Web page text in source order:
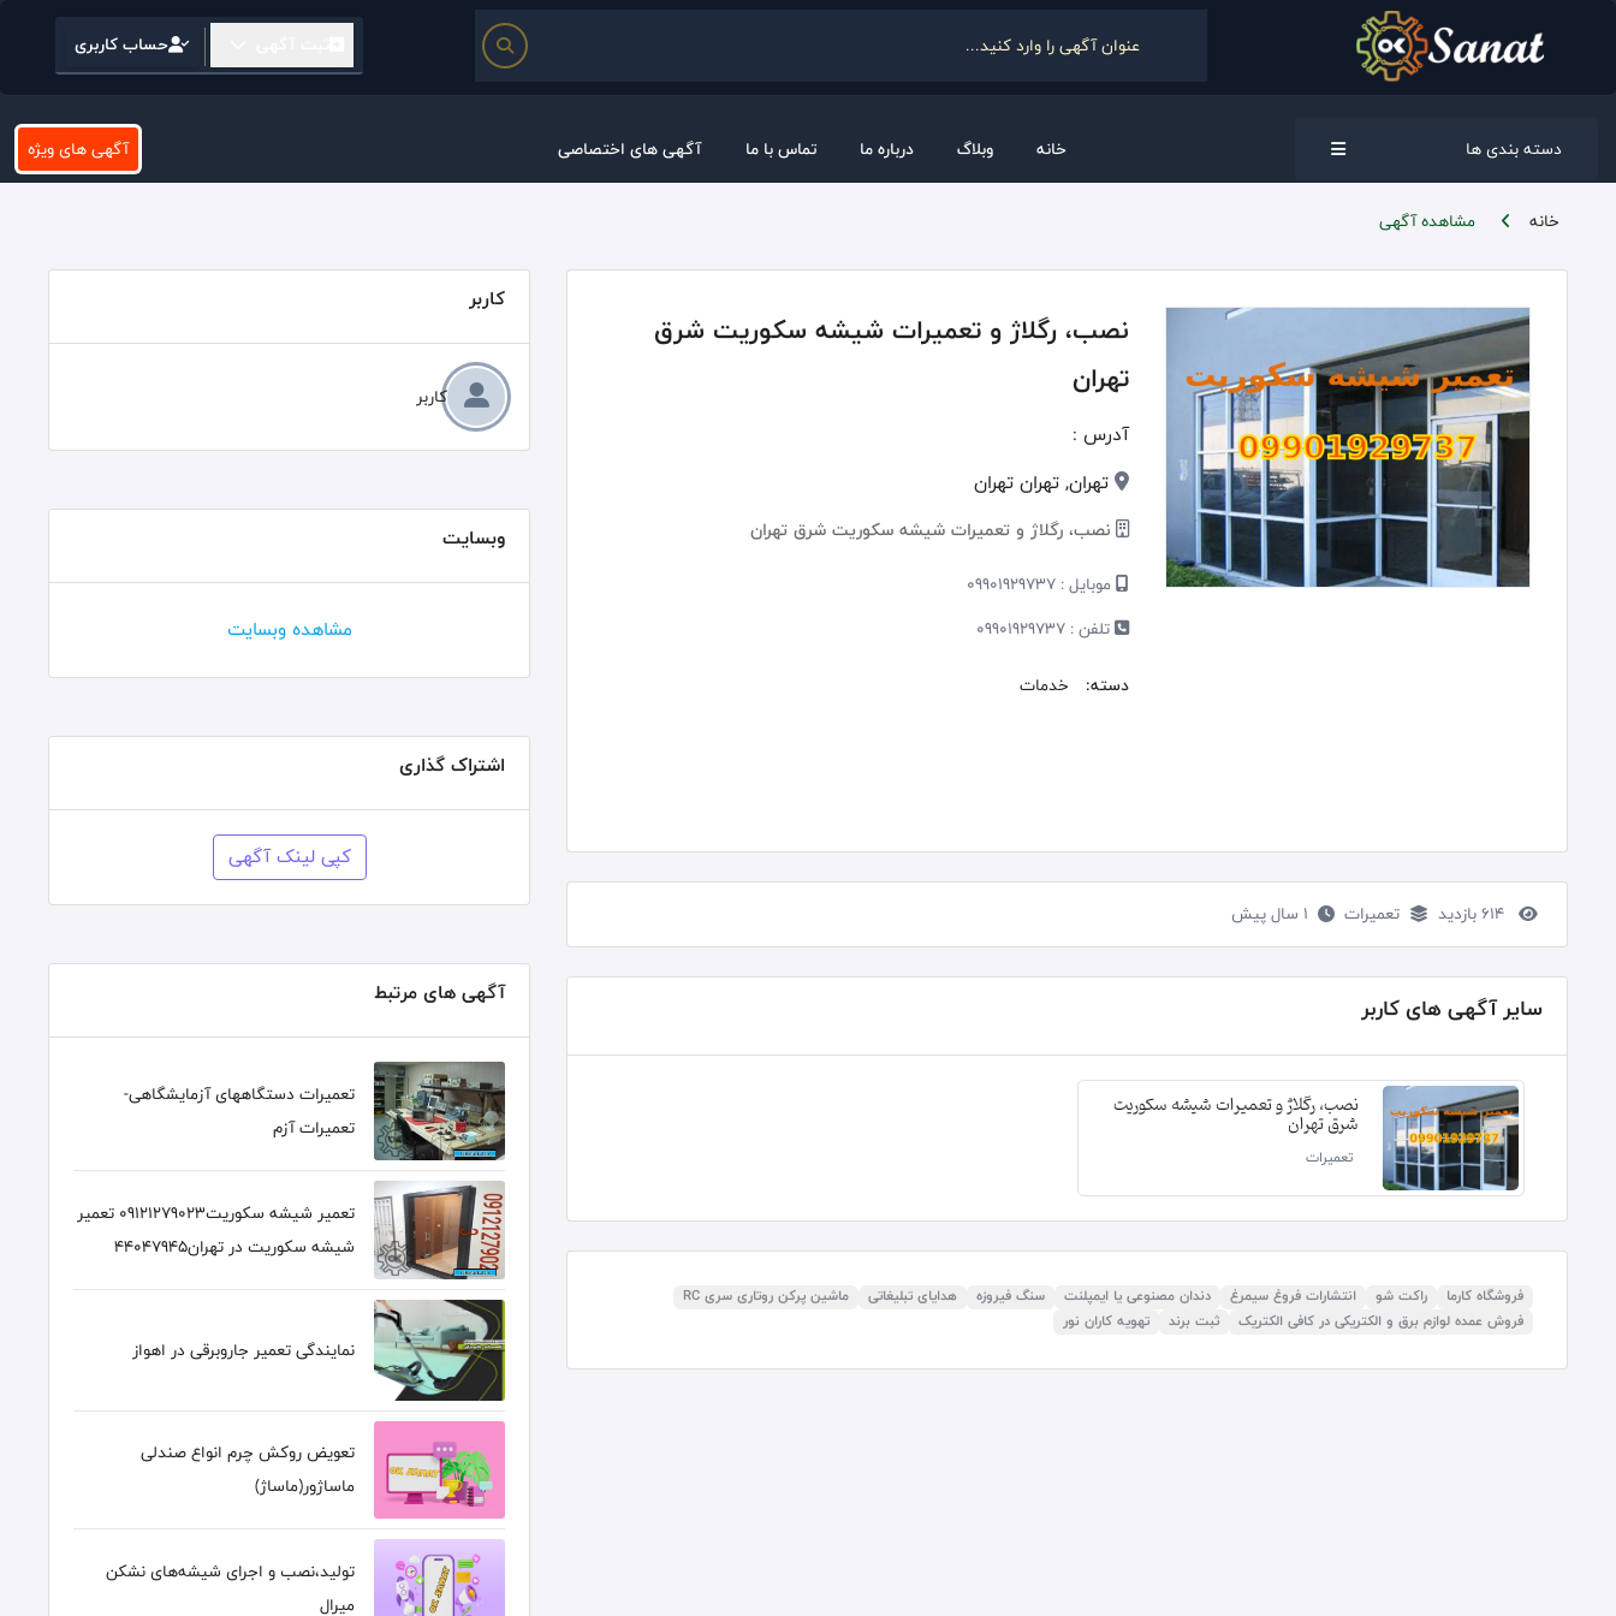
حساب کاربری
دسته بندی ها خانه وبلاگ درباره ما تماس با ما آگهی های اختصاصی آگهی های ویژه
خانه مشاهده آگهی
نصب، رگلاژ و تعمیرات شیشه سکوریت شرق
تهران
آدرس :
تهران, تهران تهران
نصب، رگلاژ و تعمیرات شیشه سکوریت شرق تهران
موبایل : 09901929737
تلفن : 09901929737
دسته:
خدمات
تعمیرات 1 سال پیش
سایر آگهی های کاربر
نصب، رگلاژ و تعمیرات شیشه سکوریت
شرق تهران
تعمیرات
فروشگاه کارما راکت شو انتشارات فروغ سیمرغ دندان مصنوعی یا ایمپلنت سنگ فیروزه هدایای تبلیغاتی
ماشین پرکن روتاری سری RC
فروش عمده لوازم برق و الکتریکی در کافی الکتریک
ثبت برند تهویه کاران نور
کاربر
کاربر
وبسایت
مشاهده وبسایت
اشتراک گذاری
کپی لینک آگهی
آگهی های مرتبط
تعمیرات دستگاههای آزمایشگاهی-
تعمیرات آزم
تعمیر شیشه سکوریت09121279023 تعمیر
شیشه سکوریت در تهران44047945
نمایندگی تعمیر جاروبرقی در اهواز
تعویض روکش چرم انواع صندلی
ماساژور(ماساژ)
تولید،نصب و اجرای شیشه‌های نشکن
میرال